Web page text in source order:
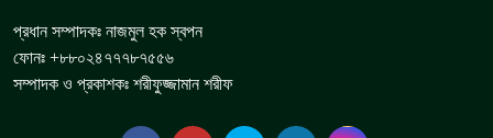
প্রধান সম্পাদকঃ নাজমুল হক স্বপন
ফোনঃ +৮৮০২৪৭৭৭৮৭৫৫৬
সম্পাদক ও প্রকাশকঃ শরীফুজ্জামান শরীফ